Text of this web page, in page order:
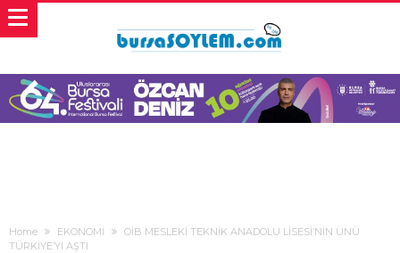
Home EKONOMİ
OİB MESLEKİ TEKNİK ANADOLU LİSESİ’NİN ÜNÜ
TÜRKİYE’Yİ AŞTI